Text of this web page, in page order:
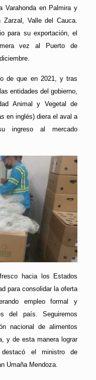
Varahonda en Palmira y
Valle del Cauca.
para su exportación, el
vez al Puerto de
de que en 2021, y tras
entidades del gobierno,
Animal y Vegetal de
en inglés) diera el aval a
ingreso al mercado
hacia los Estados
para consolidar la oferta
empleo formal y
del país. Seguiremos
nacional de alimentos
y de esta manera lograr
destacó el ministro de
Umaña Mendoza.